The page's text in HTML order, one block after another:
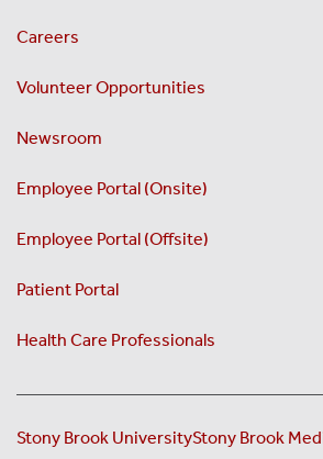
Careers
Volunteer Opportunities
Newsroom
Employee Portal (Onsite)
Employee Portal (Offsite)
Patient Portal
Health Care Professionals
Stony Brook UniversityStony Brook